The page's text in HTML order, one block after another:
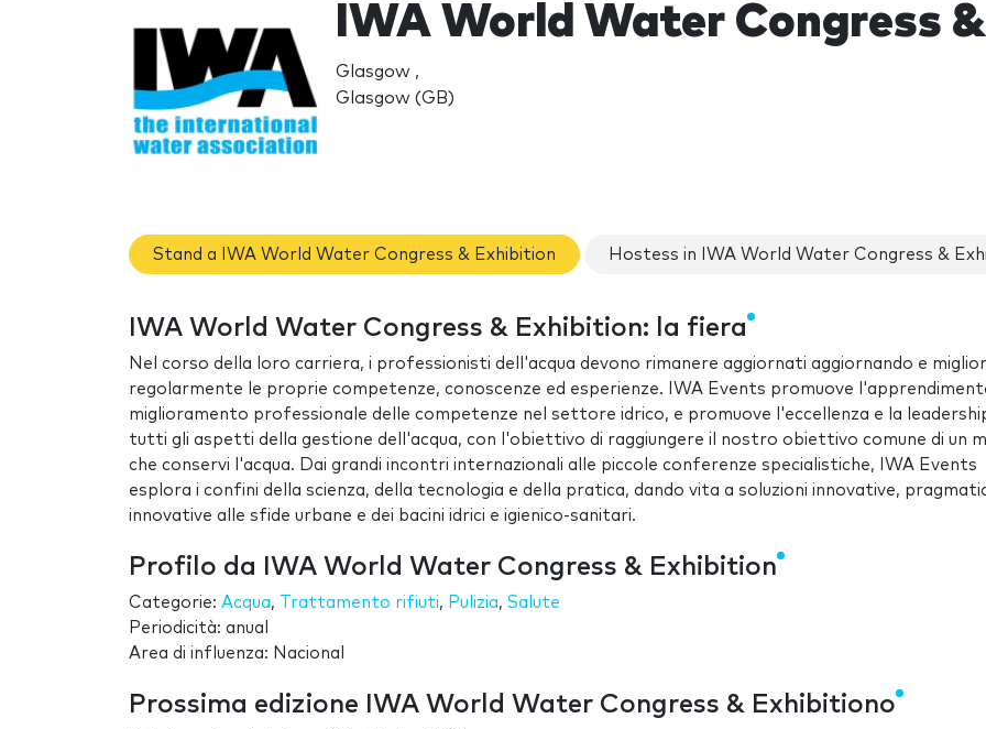
IWA World Water Congress
Glasgow ,
Glasgow (GB)
Stand a IWA World Water Congress & Exhibition Hostess in IWA World Water Congress &
IWA World Water Congress & Exhibition: la fiera
Nel corso della loro carriera, i professionisti dell'acqua devono rimanere aggiornati aggiornando e
regolarmente le proprie competenze, conoscenze ed esperienze. IWA Events promuove
miglioramento professionale delle competenze nel settore idrico, e promuove l'eccellenza e la
tutti gli aspetti della gestione dell'acqua, con l'obiettivo di raggiungere il nostro obiettivo comune di un
che conservi l'acqua. Dai grandi incontri internazionali alle piccole conferenze specialistiche, IWA Events
esplora i confini della scienza, della tecnologia e della pratica, dando vita a soluzioni innovative,
innovative alle sfide urbane e dei bacini idrici e igienico-sanitari.
Profilo da IWA World Water Congress & Exhibition
Categorie: Acqua, Trattamento rifiuti, Pulizia, Salute
Periodicità: anual
Area di influenza: Nacional
Prossima edizione IWA World Water Congress & Exhibitiono